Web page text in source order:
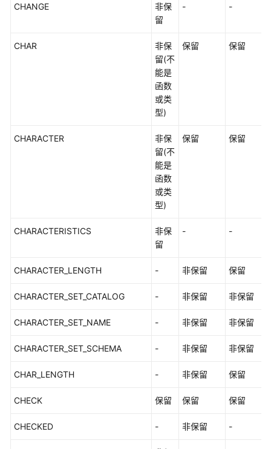
CHANGE
非保
留
- -
CHAR
非保
留(不
能是
函数
或类
型)
保留 保留
CHARACTER
非保
留(不
能是
函数
或类
型)
保留 保留
CHARACTERISTICS
非保
留
- -
CHARACTER_LENGTH - 非保留 保留
CHARACTER_SET_CATALOG - 非保留 非保留
CHARACTER_SET_NAME - 非保留 非保留
CHARACTER_SET_SCHEMA - 非保留 非保留
CHAR_LENGTH - 非保留 保留
CHECK 保留 保留 保留
CHECKED - 非保留 -